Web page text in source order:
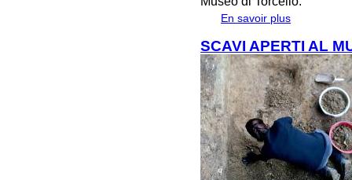
En savoir plus
SCAVI APERTI AL